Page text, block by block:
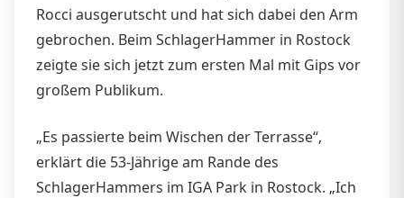
Rocci ausgerutscht und hat sich dabei den Arm
gebrochen. Beim SchlagerHammer in Rostock
zeigte sie sich jetzt zum ersten Mal mit Gips vor
großem Publikum.
„Es passierte beim Wischen der Terrasse“,
erklärt die 53-Jährige am Rande des
SchlagerHammers im IGA Park in Rostock. „Ich